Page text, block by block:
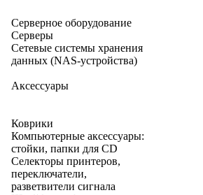
Серверное оборудование
Серверы
Сетевые системы хранения
данных (NAS-устройства)
Аксессуары
Коврики
Компьютерные аксессуары:
стойки, папки для CD
Селекторы принтеров,
переключатели,
разветвители сигнала